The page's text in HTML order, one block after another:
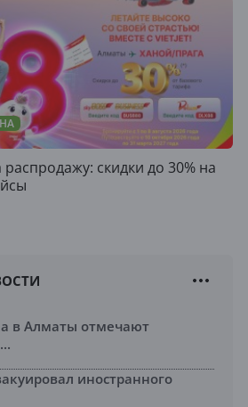
скидки до 30% на
в Алматы отмечают
иностранного